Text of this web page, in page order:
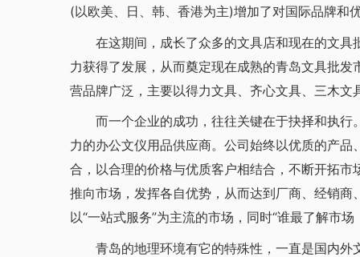
(以欧美、日、韩、香港为主)增加了对国际品牌和
在这期间，成长了众多的文具店和现在的文具
力获得了发展，从而奠定现在成熟的青岛文具批
营品牌广泛，主要以得力文具、齐心文具、三木文
而一个企业的成功，往往关键在于抉择和执行
力的办公文仪用品供应商。公司始终以优质的产
合，以合理的价格与优质客户相结合，不断开拓
推向市场，发挥各自优势，从而达到厂商、经销
以“一站式服务”为主流的市场，同时“谁最了解市
青岛的地理环境有它的特殊性，一直是国内外